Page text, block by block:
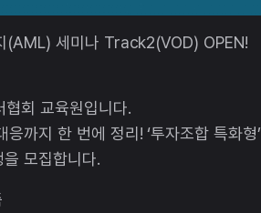
(AML) 세미나 Track2(VOD) OPEN!
회 교육원입니다.
까지 한 번에 정리! ‘투자조합 특화
모집합니다.